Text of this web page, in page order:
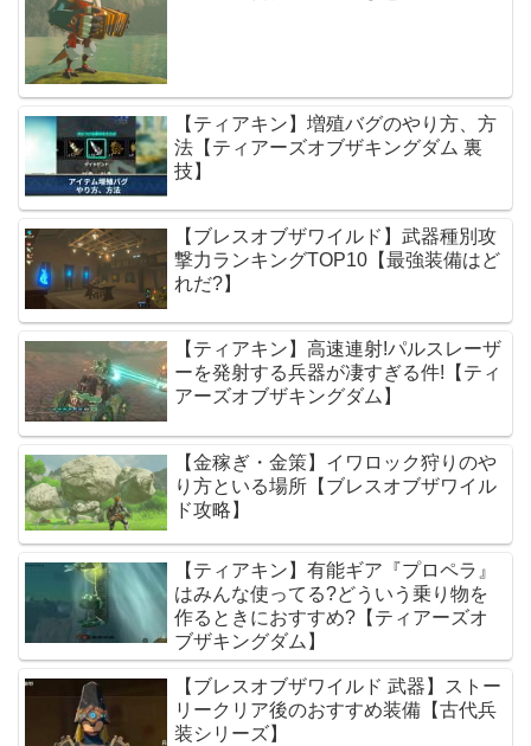
【ティアキン】増殖バグのやり方、方
法【ティアーズオブザキングダム 裏
技】
【ブレスオブザワイルド】武器種別攻
撃力ランキングTOP10【最強装備はど
れだ?】
【ティアキン】高速連射!パルスレーザ
ーを発射する兵器が凄すぎる件!【ティ
アーズオブザキングダム】
【金稼ぎ・金策】イワロック狩りのや
り方といる場所【ブレスオブザワイル
ド攻略】
【ティアキン】有能ギア『プロペラ』
はみんな使ってる?どういう乗り物を
作るときにおすすめ?【ティアーズオ
ブザキングダム】
【ブレスオブザワイルド 武器】ストー
リークリア後のおすすめ装備【古代兵
装シリーズ】